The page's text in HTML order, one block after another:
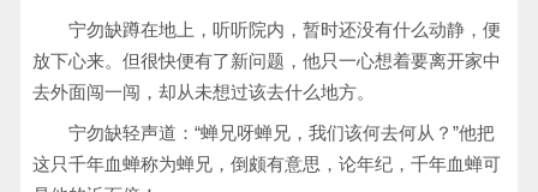
宁勿缺蹲在地上，听听院内，暂时还没有什么动静，便
放下心来。但很快便有了新问题，他只一心想着要离开家中
去外面闯一闯，却从未想过该去什么地方。
宁勿缺轻声道：“蝉兄呀蝉兄，我们该何去何从？”他把
这只千年血蝉称为蝉兄，倒颇有意思，论年纪，千年血蝉可